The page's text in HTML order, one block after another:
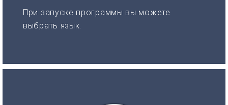
При запуске программы вы можете
выбрать язык.